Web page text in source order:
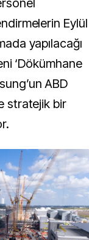
Eylül
yapılacağı
‘Dökümhane
ABD
stratejik bir